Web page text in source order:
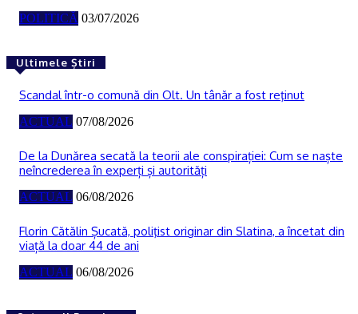
POLITICĂ 03/07/2026
Ultimele Știri
Scandal într-o comună din Olt. Un tânăr a fost reţinut
ACTUAL 07/08/2026
De la Dunărea secată la teorii ale conspirației: Cum se naște
neîncrederea în experți și autorități
ACTUAL 06/08/2026
Florin Cătălin Șucată, poliţist originar din Slatina, a încetat din
viață la doar 44 de ani
ACTUAL 06/08/2026